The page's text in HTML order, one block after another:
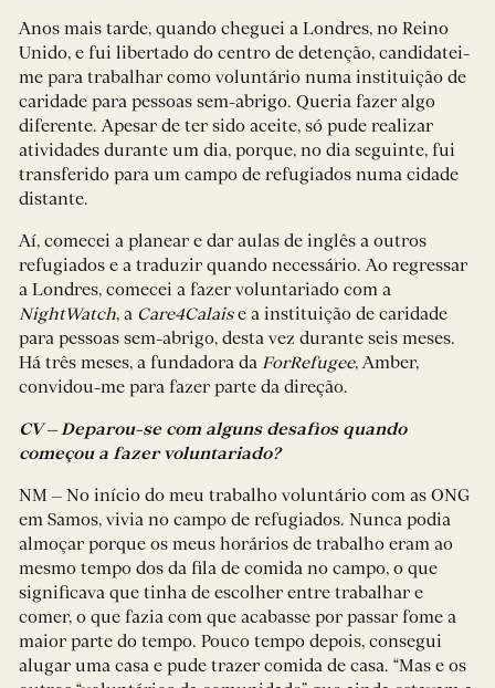
Anos mais tarde, quando cheguei a Londres, no Reino
Unido, e fui libertado do centro de detenção, candidatei-
me para trabalhar como voluntário numa instituição de
caridade para pessoas sem-abrigo. Queria fazer algo
diferente. Apesar de ter sido aceite, só pude realizar
atividades durante um dia, porque, no dia seguinte, fui
transferido para um campo de refugiados numa cidade
distante.
Aí, comecei a planear e dar aulas de inglês a outros
refugiados e a traduzir quando necessário. Ao regressar
a Londres, comecei a fazer voluntariado com a
NightWatch, a Care4Calaise a instituição de caridade
para pessoas sem-abrigo, desta vez durante seis meses.
Há três meses, a fundadora da ForRefugee, Amber,
convidou-me para fazer parte da direção.
CV – Deparou-se com alguns desafios quando
começou a fazer voluntariado?
NM – No início do meu trabalho voluntário com as ONG
em Samos, vivia no campo de refugiados. Nunca podia
almoçar porque os meus horários de trabalho eram ao
mesmo tempo dos da fila de comida no campo, o que
significava que tinha de escolher entre trabalhar e
comer, o que fazia com que acabasse por passar fome a
maior parte do tempo. Pouco tempo depois, consegui
alugar uma casa e pude trazer comida de casa. “Mas e os